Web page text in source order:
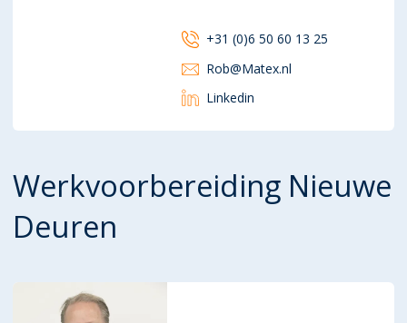
+31 (0)6 50 60 13 25
Rob@Matex.nl
Linkedin
Werkvoorbereiding Nieuwe
Deuren